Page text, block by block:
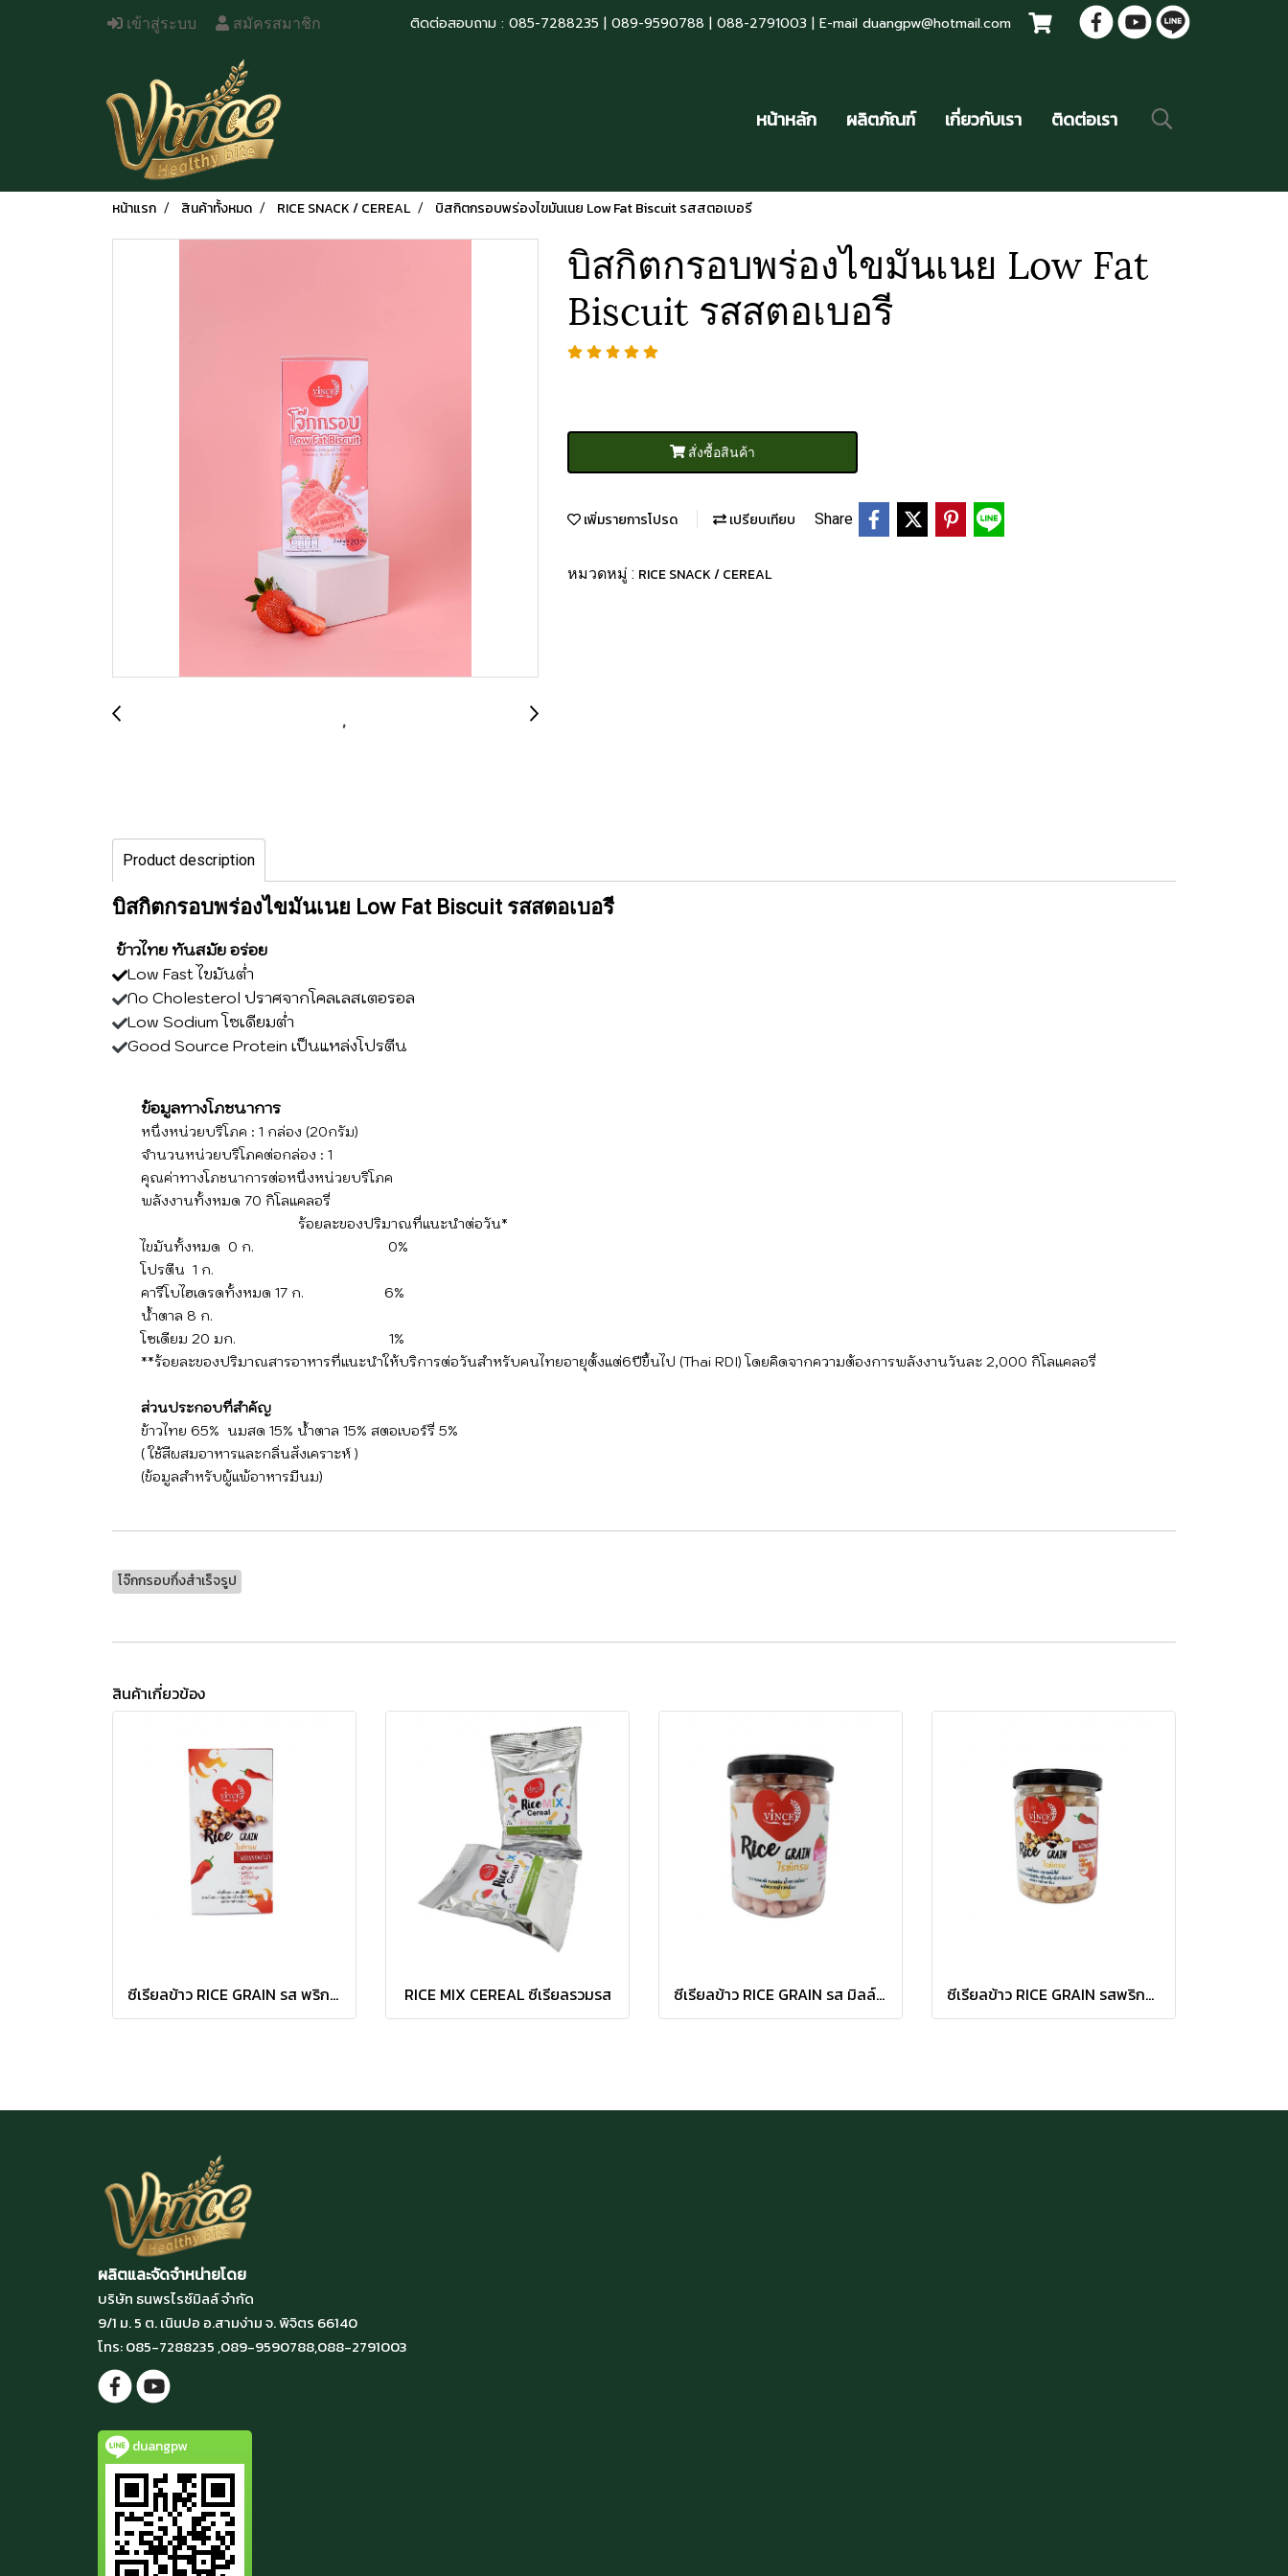
เข้าสู่ระบบ สมัครสมาชิก ติดต่อสอบถาม : 085-7288235 | 089-9590788 | 088-2791003 | E-mail duangpw@hotmail.com
หน้าหลัก ผลิตภัณฑ์ เกี่ยวกับเรา ติดต่อเรา
หน้าแรก สินค้าทั้งหมด RICE SNACK / CEREAL บิสกิตกรอบพร่องไขมันเนย Low Fat Biscuit รสสตอเบอรี
บิสกิตกรอบพร่องไขมันเนย Low Fat
Biscuit รสสตอเบอรี
สั่งซื้อสินค้า
เพิ่มรายการโปรด เปรียบเทียบ Share
หมวดหมู่ : RICE SNACK / CEREAL
Product description
บิสกิตกรอบพร่องไขมันเนย Low Fat Biscuit รสสตอเบอรี
ข้าวไทย ทันสมัย อร่อย
Low Fast ไขมันต่ำ
No Cholesterol ปราศจากโคลเลสเตอรอล
Low Sodium โซเดียมต่ำ
Good Source Protein เป็นแหล่งโปรตีน
ข้อมูลทางโภชนาการ
หนึ่งหน่วยบริโภค : 1 กล่อง (20กรัม)
จำนวนหน่วยบริโภคต่อกล่อง : 1
คุณค่าทางโภชนาการต่อหนึ่งหน่วยบริโภค
พลังงานทั้งหมด 70 กิโลแคลอรี่
ร้อยละของปริมาณที่แนะนำต่อวัน*
ไขมันทั้งหมด 0 ก. 0%
โปรตีน 1 ก.
คารืโบไฮเดรดทั้งหมด 17 ก. 6%
น้ำตาล 8 ก.
โซเดียม 20 มก. 1%
**ร้อยละของปริมาณสารอาหารที่แนะนำให้บริการต่อวันสำหรับคนไทยอายุตั้งแต่6ปีขึ้นไป (Thai RDI) โดยคิดจากความต้องการพลังงานวันละ 2,000 กิโลแคลอรี่
ส่วนประกอบที่สำคัญ
ข้าวไทย 65% นมสด 15% น้ำตาล 15% สตอเบอร์รี่ 5%
( ใช้สีผสมอาหารและกลิ่นสั่งเคราะห์ )
(ข้อมูลสำหรับผู้แพ้อาหารมีนม)
โจ๊กกรอบกึ่งสําเร็จรูป
สินค้าเกี่ยวข้อง
ซีเรียลข้าว RICE GRAIN รส พริกนรกหม่าล่า RICE MIX CEREAL ซีเรียลรวมรส ซีเรียลข้าว RICE GRAIN รส มิลล์สตอเบอรี่(กระปุก) ซีเรียลข้าว RICE GRAIN รสพริกนรกหม่าล่า (กระปุก)
ผลิตและจัดจำหน่ายโดย
บริษัท ธนพรไรซ์มิลล์ จำกัด
9/1 ม. 5 ต. เนินปอ อ.สามง่าม จ. พิจิตร 66140
โทร: 085-7288235 ,089-9590788,088-2791003
duangpw